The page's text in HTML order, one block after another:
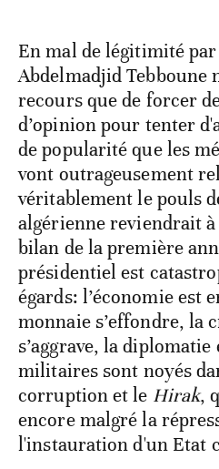
En mal de légitimité
Abdelmadjid Tebboune
recours que de forcer
d’opinion pour tenter
de popularité que les
vont outrageusement
véritablement le pouls
algérienne reviendrait
bilan de la première
présidentiel est
égards: l’économie est
monnaie s’effondre, la
s’aggrave, la
militaires sont noyés
corruption et le Hirak,
encore malgré la
l'instauration d'un Etat